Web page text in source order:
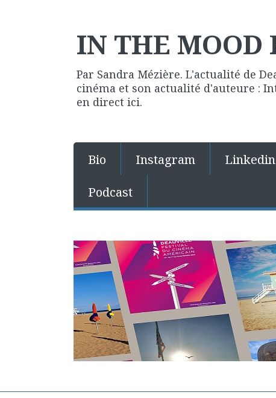
IN THE MOOD
Par Sandra Mézière. L'actualité de
cinéma et son actualité d'auteure :
en direct ici.
Bio Instagram Linkedin
Podcast